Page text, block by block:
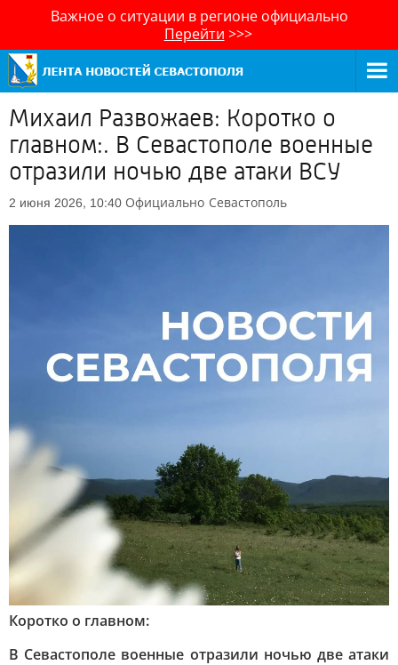
Важное о ситуации в регионе официально
Перейти >>>
Михаил Развожаев: Коротко о
главном:. В Севастополе военные
отразили ночью две атаки ВСУ
2 июня 2026, 10:40 Официально Севастополь
Коротко о главном:
В Севастополе военные отразили ночью две атаки